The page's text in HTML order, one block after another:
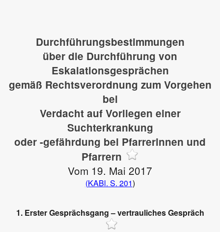
Durchführungsbestimmungen
über die Durchführung von
Eskalationsgesprächen
gemäß Rechtsverordnung zum Vorgehen
bei
Verdacht auf Vorliegen einer
Suchterkrankung
oder -gefährdung bei Pfarrerinnen und
Pfarrern
Vom 19. Mai 2017
(KABl. S. 201)
1. Erster Gesprächsgang – vertrauliches Gespräch